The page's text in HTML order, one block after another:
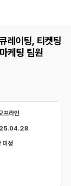
레이팅, 티켓팅
케팅 팀원
프라인
미정